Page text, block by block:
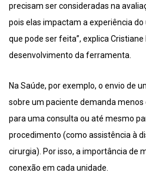
precisam ser consideradas na
pois elas impactam a experiência
que pode ser feita”, explica
desenvolvimento da ferramenta.
Na Saúde, por exemplo, o envio de
sobre um paciente demanda
para uma consulta ou até mesmo
procedimento (como assistência à
cirurgia). Por isso, a importância de
conexão em cada unidade.